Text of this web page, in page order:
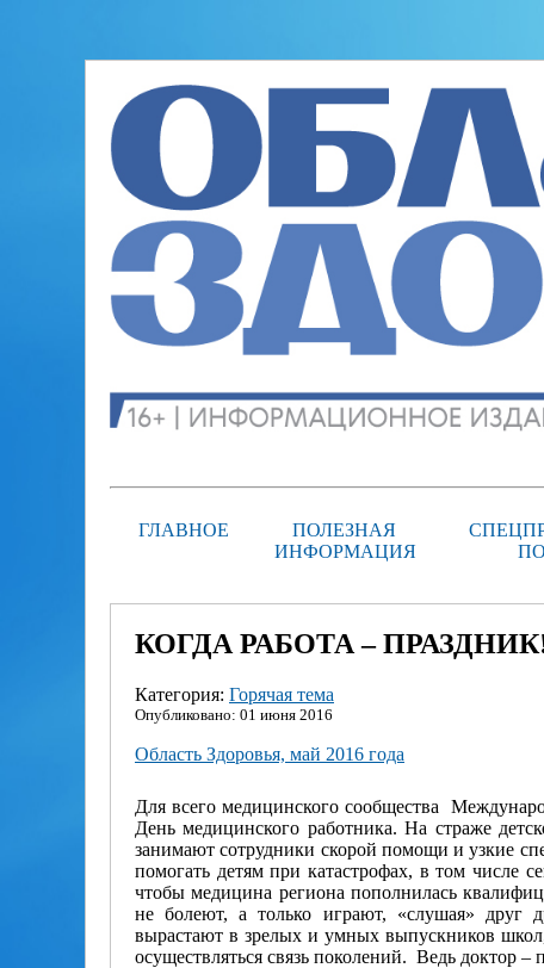
ГЛАВНОЕ
ПОЛЕЗНАЯ
ИНФОРМАЦИЯ
КОГДА РАБОТА –
Категория: Горячая тема
Опубликовано: 01 июня 2016
Область Здоровья, май 2016 года
Для всего медицинского сообщества
День медицинского работника. На страже
занимают сотрудники скорой помощи и узкие
помогать детям при катастрофах, в том числе
чтобы медицина региона пополнилась
не болеют, а только играют, «слушая» друг
вырастают в зрелых и умных выпускников
осуществляться связь поколений. Ведь доктор –